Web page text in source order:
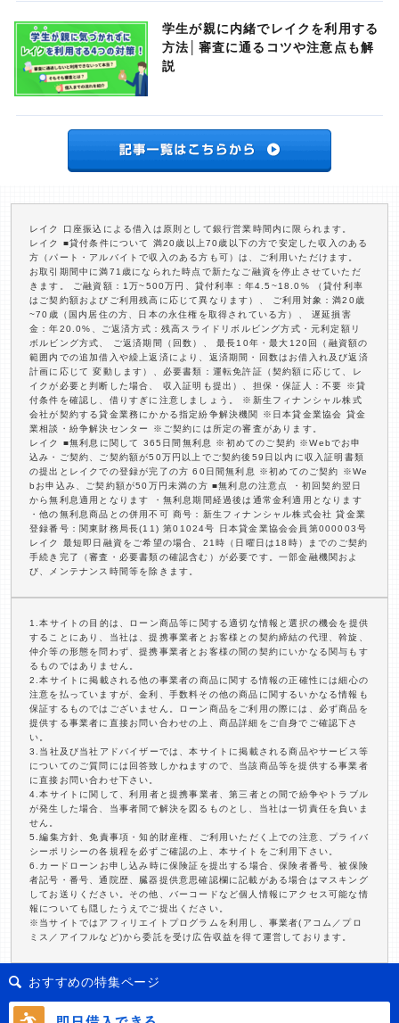
学生が親に内緒でレイクを利用する
方法│審査に通るコツや注意点も解
説
レイク 口座振込による借入は原則として銀行営業時間内に限られます。
レイク ■貸付条件について 満20歳以上70歳以下の方で安定した収入のある
方（パート・アルバイトで収入のある方も可）は、ご利用いただけます。
お取引期間中に満71歳になられた時点で新たなご融資を停止させていただ
きます。 ご融資額：1万~500万円、貸付利率：年4.5~18.0% （貸付利率
はご契約額およびご利用残高に応じて異なります）、 ご利用対象：満20歳
~70歳（国内居住の方、日本の永住権を取得されている方）、 遅延損害
金：年20.0%、ご返済方式：残高スライドリボルビング方式・元利定額リ
ボルビング方式、 ご返済期間（回数）、 最長10年・最大120回（融資額の
範囲内での追加借入や繰上返済により、返済期間・回数はお借入れ及び返済
計画に応じて 変動します）、必要書類：運転免許証（契約額に応じて、レ
イクが必要と判断した場合、 収入証明も提出）、担保・保証人：不要 ※貸
付条件を確認し、借りすぎに注意しましょう。 ※新生フィナンシャル株式
会社が契約する貸金業務にかかる指定紛争解決機関 ※日本貸金業協会 貸金
業相談・紛争解決センター ※ご契約には所定の審査があります。
レイク ■無利息に関して 365日間無利息 ※初めてのご契約 ※Webでお申
込み・ご契約、ご契約額が50万円以上でご契約後59日以内に収入証明書類
の提出とレイクでの登録が完了の方 60日間無利息 ※初めてのご契約 ※We
bお申込み、ご契約額が50万円未満の方 ■無利息の注意点 ・初回契約翌日
から無利息適用となります ・無利息期間経過後は通常金利適用となります
・他の無利息商品との併用不可 商号：新生フィナンシャル株式会社 貸金業
登録番号：関東財務局長(11) 第01024号 日本貸金業協会会員第000003号
レイク 最短即日融資をご希望の場合、21時（日曜日は18時）までのご契約
手続き完了（審査・必要書類の確認含む）が必要です。一部金融機関およ
び、メンテナンス時間等を除きます。
1.本サイトの目的は、ローン商品等に関する適切な情報と選択の機会を提供
することにあり、当社は、提携事業者とお客様との契約締結の代理、斡旋、
仲介等の形態を問わず、提携事業者とお客様の間の契約にいかなる関与もす
るものではありません。
2.本サイトに掲載される他の事業者の商品に関する情報の正確性には細心の
注意を払っていますが、金利、手数料その他の商品に関するいかなる情報も
保証するものではございません。ローン商品をご利用の際には、必ず商品を
提供する事業者に直接お問い合わせの上、商品詳細をご自身でご確認下さ
い。
3.当社及び当社アドバイザーでは、本サイトに掲載される商品やサービス等
についてのご質問には回答致しかねますので、当該商品等を提供する事業者
に直接お問い合わせ下さい。
4.本サイトに関して、利用者と提携事業者、第三者との間で紛争やトラブル
が発生した場合、当事者間で解決を図るものとし、当社は一切責任を負いま
せん。
5.編集方針、免責事項・知的財産権、ご利用いただく上での注意、プライバ
シーポリシーの各規程を必ずご確認の上、本サイトをご利用下さい。
6.カードローンお申し込み時に保険証を提出する場合、保険者番号、被保険
者記号・番号、通院歴、臓器提供意思確認欄に記載がある場合はマスキング
してお送りください。その他、バーコードなど個人情報にアクセス可能な情
報についても隠したうえでご提出ください。
※当サイトではアフィリエイトプログラムを利用し、事業者(アコム／プロ
ミス／アイフルなど)から委託を受け広告収益を得て運営しております。
おすすめの特集ページ